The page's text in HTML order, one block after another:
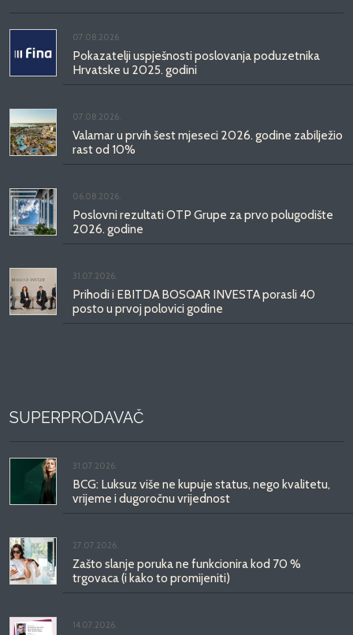
07.08.2026.
Pokazatelji uspješnosti poslovanja poduzetnika
Hrvatske u 2025. godini
07.08.2026.
Valamar u prvih šest mjeseci 2026. godine zabilježio
rast od 10%
06.08.2026.
Poslovni rezultati OTP Grupe za prvo polugodište
2026. godine
31.07.2026.
Prihodi i EBITDA BOSQAR INVESTA porasli 40
posto u prvoj polovici godine
SUPERPRODAVAČ
31.07.2026.
BCG: Luksuz više ne kupuje status, nego kvalitetu,
vrijeme i dugoročnu vrijednost
27.07.2026.
Zašto slanje poruka ne funkcionira kod 70 %
trgovaca (i kako to promijeniti)
14.07.2026.